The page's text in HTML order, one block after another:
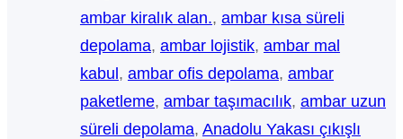
ambar kiralık alan., ambar kısa süreli
depolama, ambar lojistik, ambar mal
kabul, ambar ofis depolama, ambar
paketleme, ambar taşımacılık, ambar uzun
süreli depolama, Anadolu Yakası çıkışlı